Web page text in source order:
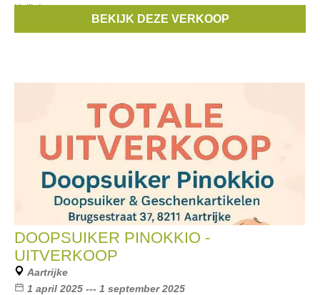
Kalli, Lotus,
Calvin Klein, Biba,Clayre & Eef,
BEKIJK DEZE VERKOOP
DOOPSUIKER PINOKKIO -
UITVERKOOP
Aartrijke
1 april 2025 --- 1 september 2025